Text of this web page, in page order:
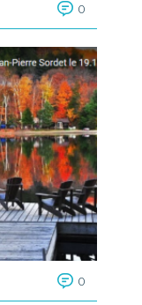
0
0